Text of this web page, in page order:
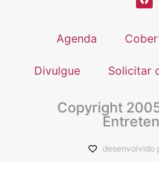
Agenda
Divulgue Solicitar
Copyright
desenvolvido